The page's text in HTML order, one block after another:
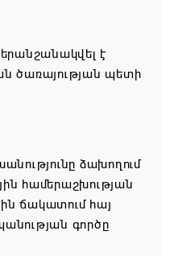
է
ծառայության պետի
ձախողում
համերաշխության
ճակատում հայ
գործը